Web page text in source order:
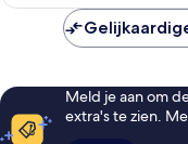
Meld je aan om
extra's te zien.